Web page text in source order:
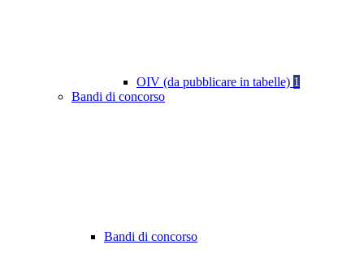
OIV (da pubblicare in tabelle) 1
Bandi di concorso
Bandi di concorso